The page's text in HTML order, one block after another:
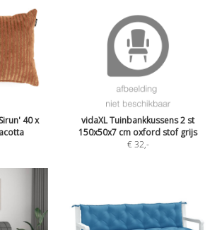
40 x
vidaXL Tuinbankkussens 2 st
150x50x7 cm oxford stof grijs
€ 32,-